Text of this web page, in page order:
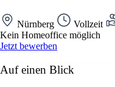
Nürnberg Vollzeit
Kein Homeoffice möglich
Jetzt bewerben
Auf einen Blick